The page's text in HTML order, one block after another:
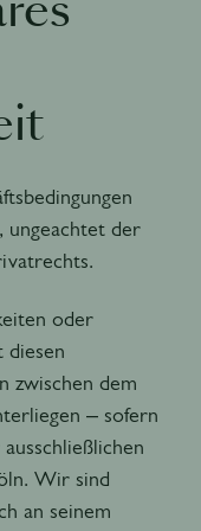
ungeachtet der
oder
diesen
zwischen dem
– sofern
Wir sind
an seinem